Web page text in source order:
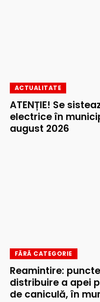
ACTUALITATE
ATENȚIE! Se
electrice în
august 2026
FĂRĂ CATEGORIE
Reamintire:
distribuire a apei
de caniculă, în